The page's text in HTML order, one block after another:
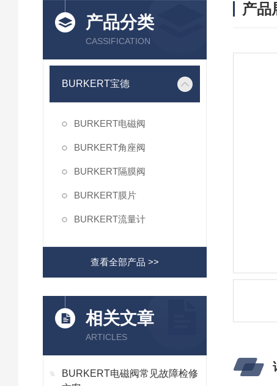
产品分类
CASSIFICATION
BURKERT宝德
BURKERT电磁阀
BURKERT角座阀
BURKERT隔膜阀
BURKERT膜片
BURKERT流量计
查看全部产品 >>
相关文章
ARTICLES
BURKERT电磁阀常见故障检修
产品